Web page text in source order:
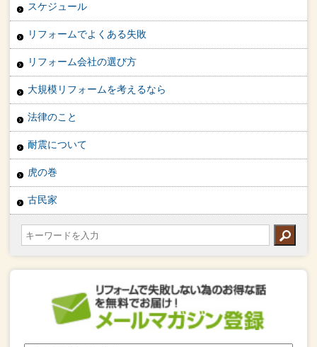
スケジュール
リフォームでよくある失敗
リフォーム会社の選び方
大規模リフォームを考えるなら
法律のこと
耐震について
虎の巻
古民家